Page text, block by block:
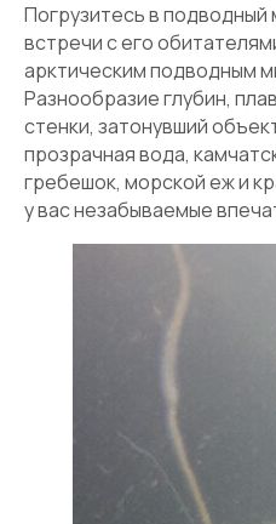
Погрузитесь в
встречи с его
арктическим подводным
Разнообразие глубин,
стенки, затонувший
прозрачная вода,
гребешок, морской еж и
у вас незабываемые